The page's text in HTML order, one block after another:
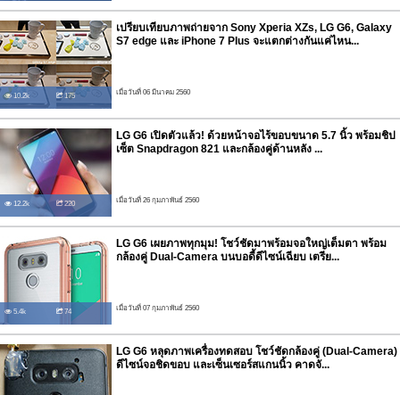
10.2k 175
เปรียบเทียบภาพถ่ายจาก Sony Xperia XZs, LG G6, Galaxy
S7 edge และ iPhone 7 Plus จะแตกต่างกันแค่ไหน...
เมื่อวันที่ 06 มีนาคม 2560
12.2k 220
LG G6 เปิดตัวแล้ว! ด้วยหน้าจอไร้ขอบขนาด 5.7 นิ้ว พร้อมชิป
เซ็ต Snapdragon 821 และกล้องคู่ด้านหลัง ...
เมื่อวันที่ 26 กุมภาพันธ์ 2560
5.4k 74
LG G6 เผยภาพทุกมุม! โชว์ชัดมาพร้อมจอใหญ่เต็มตา พร้อม
กล้องคู่ Dual-Camera บนบอดี้ดีไซน์เฉียบ เตรีย...
เมื่อวันที่ 07 กุมภาพันธ์ 2560
LG G6 หลุดภาพเครื่องทดสอบ โชว์ชัดกล้องคู่ (Dual-Camera)
ดีไซน์จอชิดขอบ และเซ็นเซอร์สแกนนิ้ว คาดจั...